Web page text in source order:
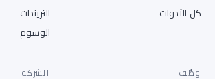
كل الأدوات
التريندات
الوسوم
وظّف الشركة